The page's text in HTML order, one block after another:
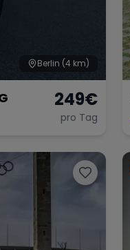
Berlin (4 km)
249€
pro Tag